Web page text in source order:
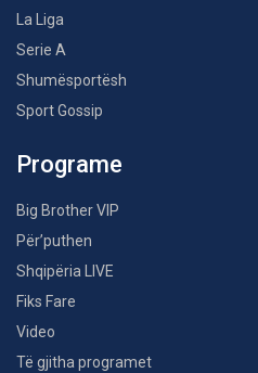
La Liga
Serie A
Shumësportësh
Sport Gossip
Programe
Big Brother VIP
Për’puthen
Shqipëria LIVE
Fiks Fare
Video
Të gjitha programet